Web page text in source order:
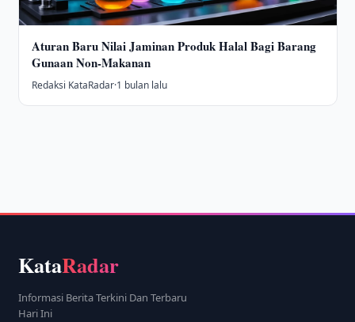
Aturan Baru Nilai Jaminan Produk Halal Bagi Barang
Gunaan Non-Makanan
Redaksi KataRadar·1 bulan lalu
KataRadar
Informasi Berita Terkini Dan Terbaru
Hari Ini